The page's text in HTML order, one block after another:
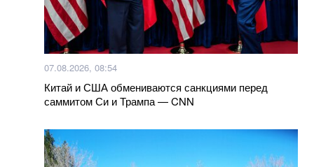
07.08.2026, 08:54
Китай и США обмениваются санкциями перед
саммитом Си и Трампа — CNN